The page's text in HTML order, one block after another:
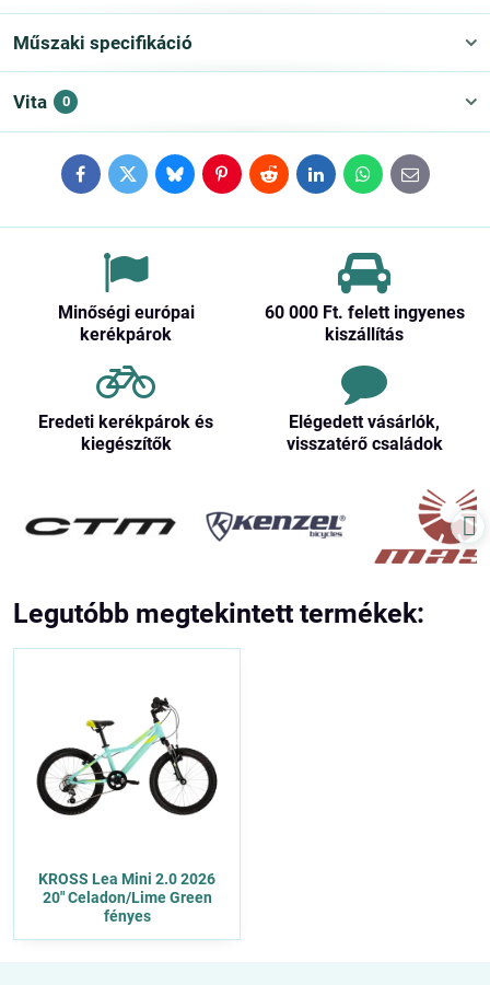
Műszaki specifikáció
Vita 0
FacebookTwitterBlueskyPinterestRedditLinkedInWhatsApp
E-
mail
Minőségi európai
kerékpárok
60 000 Ft​. felett ingyenes
kiszállítás
Eredeti kerékpárok és
kiegészítők
Elégedett vásárlók,
visszatérő családok
Legutóbb megtekintett termékek:
KROSS Lea Mini 2.0 2026
20" Celadon/Lime Green
fényes